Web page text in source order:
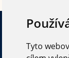
Tyto